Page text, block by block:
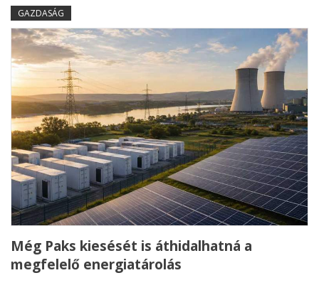
GAZDASÁG
Még Paks kiesését is áthidalhatná a
megfelelő energiatárolás